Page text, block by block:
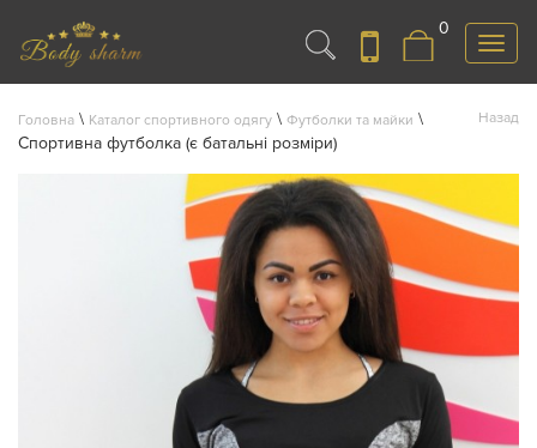
Меню
0
Назад
Головна \ Каталог спортивного одягу \ Футболки та майки \
Спортивна футболка (є батальні розміри)